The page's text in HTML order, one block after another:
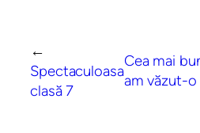
←
Spectaculoasa
clasă 7
Cea mai
am văzut-o